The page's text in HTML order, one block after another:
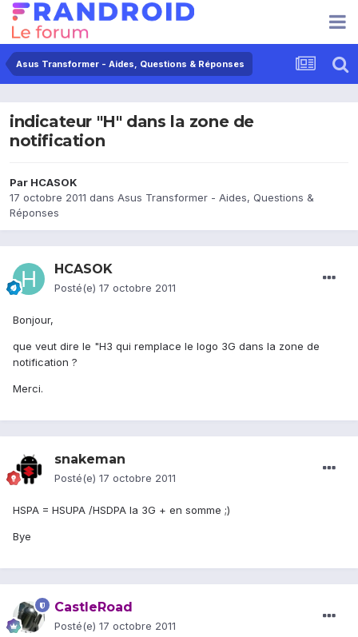
Asus Transformer - Aides, Questions & Réponses
indicateur "H" dans la zone de
notification
Par HCASOK
17 octobre 2011 dans Asus Transformer - Aides, Questions &
Réponses
HCASOK
Posté(e) 17 octobre 2011
Bonjour,
que veut dire le "H3 qui remplace le logo 3G dans la zone de
notification ?
Merci.
snakeman
Posté(e) 17 octobre 2011
HSPA = HSUPA /HSDPA la 3G + en somme ;)
Bye
CastleRoad
Posté(e) 17 octobre 2011